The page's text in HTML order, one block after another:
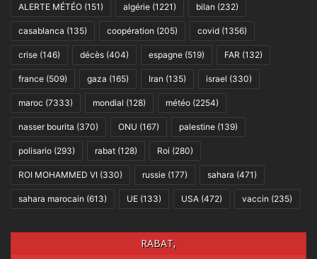
ALERTE MÉTÉO (151) algérie (1221) bilan (232)
casablanca (135) coopération (205) covid (1356)
crise (146) décès (404) espagne (519) FAR (132)
france (509) gaza (165) Iran (135) israel (330)
maroc (7333) mondial (128) météo (2254)
nasser bourita (370) ONU (167) palestine (139)
polisario (293) rabat (128) Roi (280)
ROI MOHAMMED VI (330) russie (177) sahara (471)
sahara marocain (613) UE (133) USA (472) vaccin (235)
RABAT,